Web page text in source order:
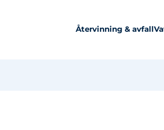
Återvinning & avfall